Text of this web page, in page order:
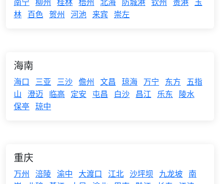
林 百色 贺州 河池 来宾 崇左
海南
海口 三亚 三沙 儋州 文昌 琼海 万宁 东方
五指
山
澄迈 临高 定安 屯昌 白沙 昌江 乐东
陵水
保亭 琼中
重庆
万州 涪陵 渝中 大渡口 江北 沙坪坝 九龙坡 南